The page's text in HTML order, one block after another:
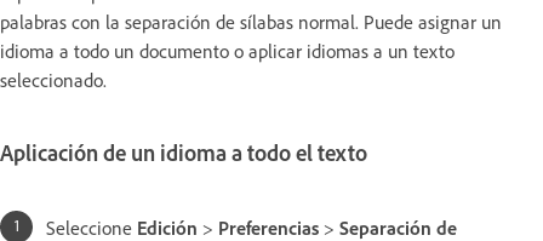
palabras con la separación de sílabas normal. Puede asignar un
idioma a todo un documento o aplicar idiomas a un texto
seleccionado.
Aplicación de un idioma a todo el texto
Seleccione Edición > Preferencias > Separación de